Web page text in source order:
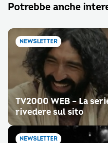
Potrebbe anche
NEWSLETTER
TV2000 WEB – La
rivedere sul sito
NEWSLETTER